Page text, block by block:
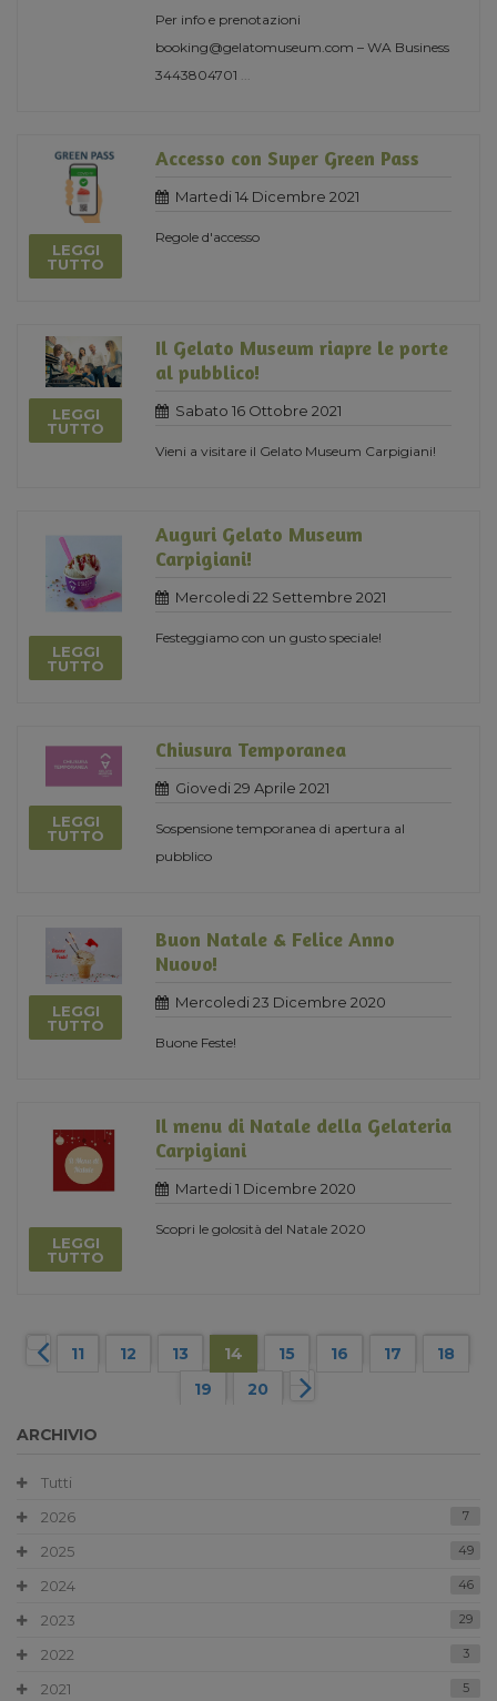
Per info e prenotazioni
booking@gelatomuseum.com – WA Business
3443804701
LEGGI
TUTTO
Accesso con Super Green Pass
Martedi 14 Dicembre 2021
Regole d'accesso
LEGGI
TUTTO
Il Gelato Museum riapre le porte
al pubblico!
Sabato 16 Ottobre 2021
Vieni a visitare il Gelato Museum Carpigiani!
LEGGI
TUTTO
Auguri Gelato Museum
Carpigiani!
Mercoledi 22 Settembre 2021
Festeggiamo con un gusto speciale!
LEGGI
TUTTO
Chiusura Temporanea
Giovedi 29 Aprile 2021
Sospensione temporanea di apertura al
pubblico
LEGGI
TUTTO
Buon Natale & Felice Anno
Nuovo!
Mercoledi 23 Dicembre 2020
Buone Feste!
LEGGI
TUTTO
Il menu di Natale della Gelateria
Carpigiani
Martedi 1 Dicembre 2020
Scopri le golosità del Natale 2020
11 12 13 14 15 16 17
18
19
20
ARCHIVIO
Tutti
2026
7
2025 49
2024 46
2023 29
2022 3
2021 5